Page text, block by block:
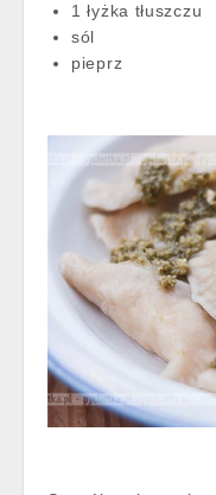
1 łyżka tłuszczu
sól
pieprz